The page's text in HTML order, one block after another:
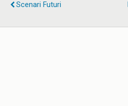
Scenari Futuri